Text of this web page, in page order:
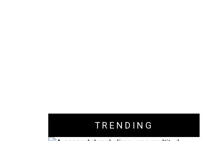
TRENDING